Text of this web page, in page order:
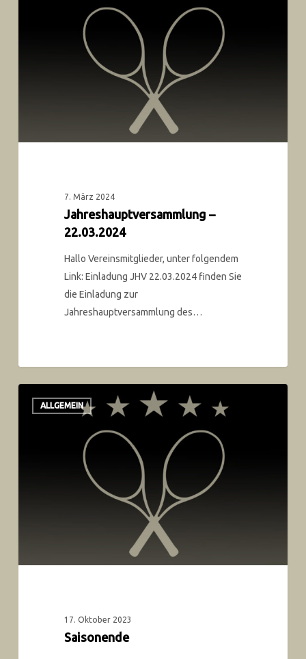
7. März 2024
Jahreshauptversammlung –
22.03.2024
Hallo Vereinsmitglieder, unter folgendem
Link: Einladung JHV 22.03.2024 finden Sie
die Einladung zur
Jahreshauptversammlung des…
ALLGEMEIN
17. Oktober 2023
Saisonende